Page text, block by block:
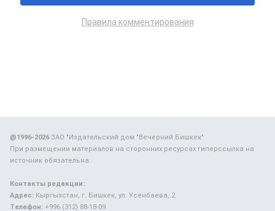
Правила комментирования
@1996-2026ЗАО "Издательский дом "Вечерний Бишкек"
При размещении материалов на сторонних ресурсах гиперссылка на
источник обязательна.
Контакты редакции:
Адрес: Кыргызстан, г. Бишкек, ул. Усенбаева, 2.
Телефон: +996 (312) 88-18-09.